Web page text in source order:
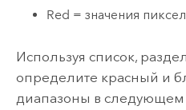
Red = значения
Используя список,
определите красный и
диапазоны в следующем